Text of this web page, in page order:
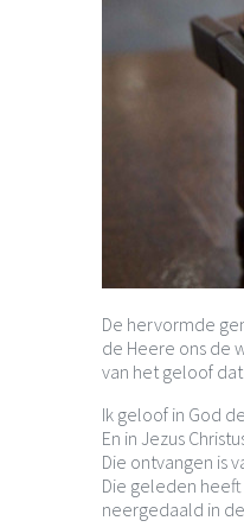
De hervormde
de Heere ons de
van het geloof
Ik geloof in God
En in Jezus
Die ontvangen is
Die geleden
neergedaald in